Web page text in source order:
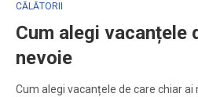
CĂLĂTORII
Cum alegi vacanțele
nevoie
Cum alegi vacanțele de care chiar